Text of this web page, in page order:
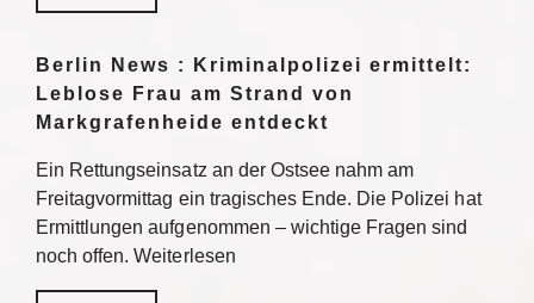
Berlin News : Kriminalpolizei ermittelt:
Leblose Frau am Strand von
Markgrafenheide entdeckt
Ein Rettungseinsatz an der Ostsee nahm am
Freitagvormittag ein tragisches Ende. Die Polizei hat
Ermittlungen aufgenommen – wichtige Fragen sind
noch offen. Weiterlesen